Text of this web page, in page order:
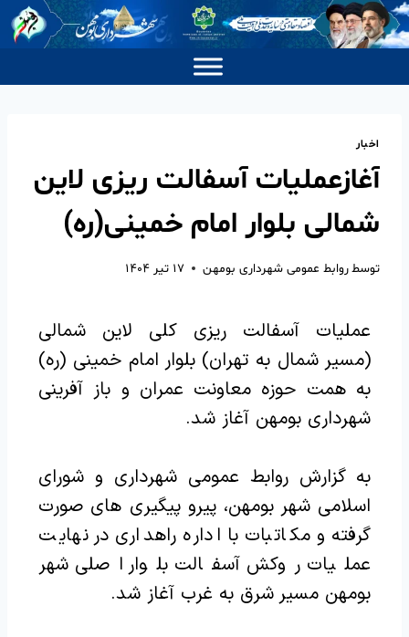
اخبار
آغازعملیات آسفالت ریزی لاین
شمالی بلوار امام خمینی(ره)
توسطروابط عمومی شهرداری بومهن ۱۷ تیر ۱۴۰۴
عملیات آسفالت ریزی کلی لاین شمالی
(مسیر شمال به تهران) بلوار امام خمینی (ره)
به همت حوزه معاونت عمران و باز آفرینی
شهرداری بومهن آغاز شد.
به گزارش روابط عمومی شهرداری و شورای
اسلامی شهر بومهن، پیرو پیگیری های صورت
گرفته و مکاتبات با اداره راهداری در نهایت
عملیات روکش آسفالت بلوار اصلی شهر
بومهن مسیر شرق به غرب آغاز شد.